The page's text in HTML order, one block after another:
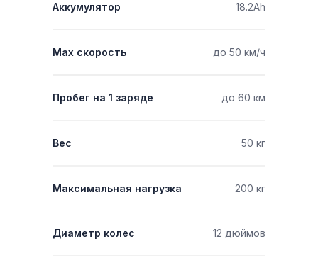
18.2Аh
Аккумулятор
до 50 км/ч
Мах скорость
до 60 км
Пробег на 1 заряде
Вес
Максимальная нагрузка
50 кг
200 кг
12 дюймов
Диаметр колес